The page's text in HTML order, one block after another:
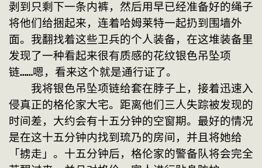
剥到只剩下一条内裤，然后用早已经准备好的绳子
将他们给捆起来，连着哈姆莱特一起扔到围墙外
面。我翻找着这些卫兵的个人装备，在这堆装备里
发现了一种看起来很有质感的花纹银色吊坠项
链……嗯，看来这个就是通行证了。
我将银色吊坠项链给套在脖子上，接着迅速入
侵真正的格伦家大宅。距离他们三人失踪被发现的
时间差，大约会有十五分钟的空窗期。最好的情况
是在这十五分钟内找到琉乃的房间，并且将她给
「掳走」。十五分钟后，格伦家的警备队将会完全